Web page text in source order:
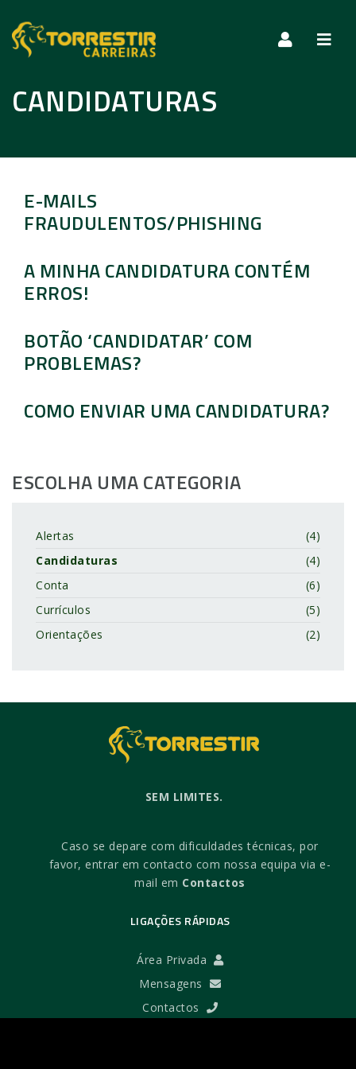
CANDIDATURAS
E-MAILS
FRAUDULENTOS/PHISHING
A MINHA CANDIDATURA CONTÉM
ERROS!
BOTÃO ‘CANDIDATAR’ COM
PROBLEMAS?
COMO ENVIAR UMA CANDIDATURA?
ESCOLHA UMA CATEGORIA
Alertas
(4)
Candidaturas
(4)
Conta
(6)
Currículos
(5)
Orientações
(2)
SEM LIMITES.
Caso se depare com dificuldades técnicas, por
favor, entrar em contacto com nossa equipa via e-
mail em Contactos
LIGAÇÕES RÁPIDAS
Área Privada
Mensagens
Contactos